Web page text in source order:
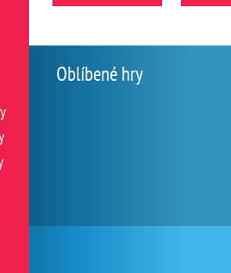
Oblíbené hry